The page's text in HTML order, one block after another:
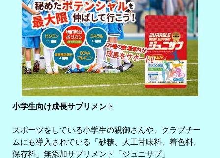
小学生向け成長サプリメント
スポーツをしている小学生の親御さんや、クラブチー
ムにも導入されている「砂糖、人工甘味料、着色料、
保存料」無添加サプリメント「ジュニサプ」